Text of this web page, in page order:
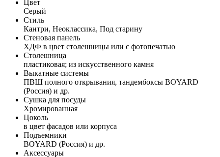
Цвет
Серый
Стиль
Кантри, Неоклассика, Под старину
Стеновая панель
ХДФ в цвет столешницы или с фотопечатью
Столешница
пластиковая; из искусственного камня
Выкатные системы
ПВШ полного открывания, тандембоксы BOYARD
(Россия) и др.
Сушка для посуды
Хромированная
Цоколь
в цвет фасадов или корпуса
Подъемники
BOYARD (Россия) и др.
Аксессуары